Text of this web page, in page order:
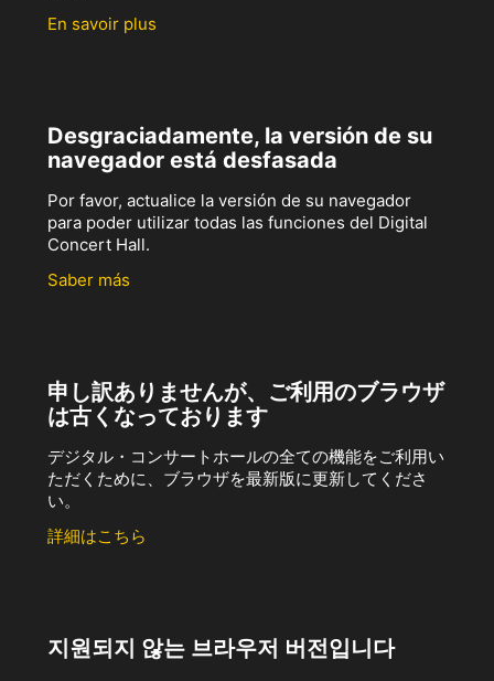
En savoir plus
Desgraciadamente, la versión de su
navegador está desfasada
Por favor, actualice la versión de su navegador
para poder utilizar todas las funciones del Digital
Concert Hall.
Saber más
申し訳ありませんが、ご利用のブラウザ
は古くなっております
デジタル・コンサートホールの全ての機能をご利用い
ただくために、ブラウザを最新版に更新してくださ
い。
詳細はこちら
지원되지 않는 브라우저 버전입니다